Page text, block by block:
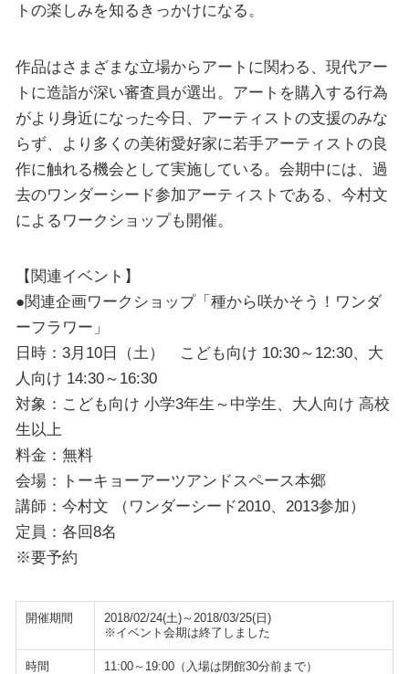
トの楽しみを知るきっかけになる。
作品はさまざまな立場からアートに関わる、現代アー
トに造詣が深い審査員が選出。アートを購入する行為
がより身近になった今日、アーティストの支援のみな
らず、より多くの美術愛好家に若手アーティストの良
作に触れる機会として実施している。会期中には、過
去のワンダーシード参加アーティストである、今村文
によるワークショップも開催。
【関連イベント】
●関連企画ワークショップ「種から咲かそう！ワンダ
ーフラワー」
日時：3月10日（土） こども向け 10:30～12:30、大
人向け 14:30～16:30
対象：こども向け 小学3年生～中学生、大人向け 高校
生以上
料金：無料
会場：トーキョーアーツアンドスペース本郷
講師：今村文 （ワンダーシード2010、2013参加）
定員：各回8名
※要予約
開催期間
2018/02/24(土)～2018/03/25(日)
※イベント会期は終了しました
時間 11:00～19:00（入場は閉館30分前まで）